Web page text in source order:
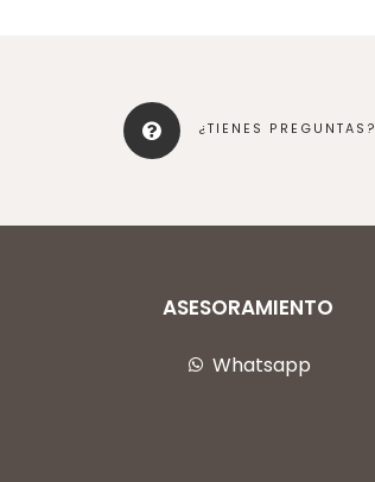
¿TIENES PREGUNTAS?
ASESORAMIENTO
Whatsapp